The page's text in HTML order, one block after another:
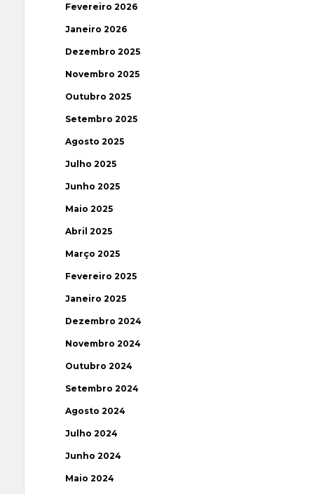
Fevereiro 2026
Janeiro 2026
Dezembro 2025
Novembro 2025
Outubro 2025
Setembro 2025
Agosto 2025
Julho 2025
Junho 2025
Maio 2025
Abril 2025
Março 2025
Fevereiro 2025
Janeiro 2025
Dezembro 2024
Novembro 2024
Outubro 2024
Setembro 2024
Agosto 2024
Julho 2024
Junho 2024
Maio 2024